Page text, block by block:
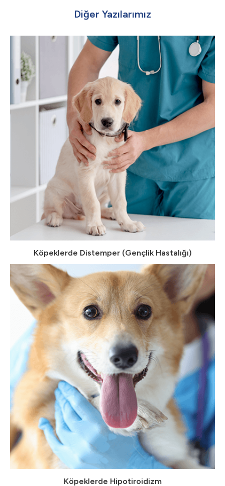
Diğer Yazılarımız
Köpeklerde Distemper (Gençlik Hastalığı)
Köpeklerde Hipotiroidizm